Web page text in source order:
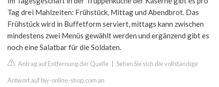
Tag drei Mahlzeiten: Frühstück, Mittag und Abendbrot. Das
Frühstück wird in Buffetform serviert, mittags kann zwischen
mindestens zwei Menüs gewählt werden und ergänzend gibt es
noch eine Salatbar für die Soldaten.
Antrag auf Entfernung der Quelle Sehen Sie sich die vollständige
Antwort auf bw-online-shop.com an